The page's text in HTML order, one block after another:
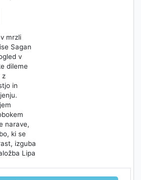
mrzli
Sagan
v
dileme
z
in
narave,
ki se
izguba
Lipa